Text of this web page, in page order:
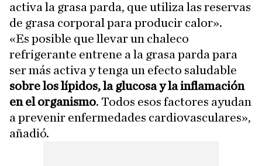
activa la grasa parda, que utiliza las reservas
de grasa corporal para producir calor».
«Es posible que llevar un chaleco
refrigerante entrene a la grasa parda para
ser más activa y tenga un efecto saludable
sobre los lípidos, la glucosa y la inflamación
en el organismo. Todos esos factores ayudan
a prevenir enfermedades cardiovasculares»,
añadió.